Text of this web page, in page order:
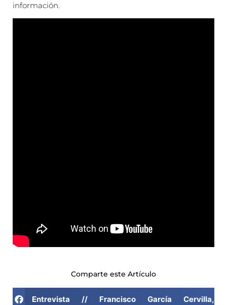
información.
Comparte este Artículo
Entrevista // Francisco García Cervilla,